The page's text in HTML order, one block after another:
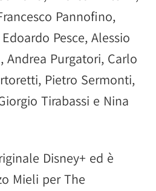
Pannofino,
Pesce, Alessio
Andrea Purgatori, Carlo
Pietro Sermonti,
Tirabassi e Nina
Disney+ ed è
Mieli per The